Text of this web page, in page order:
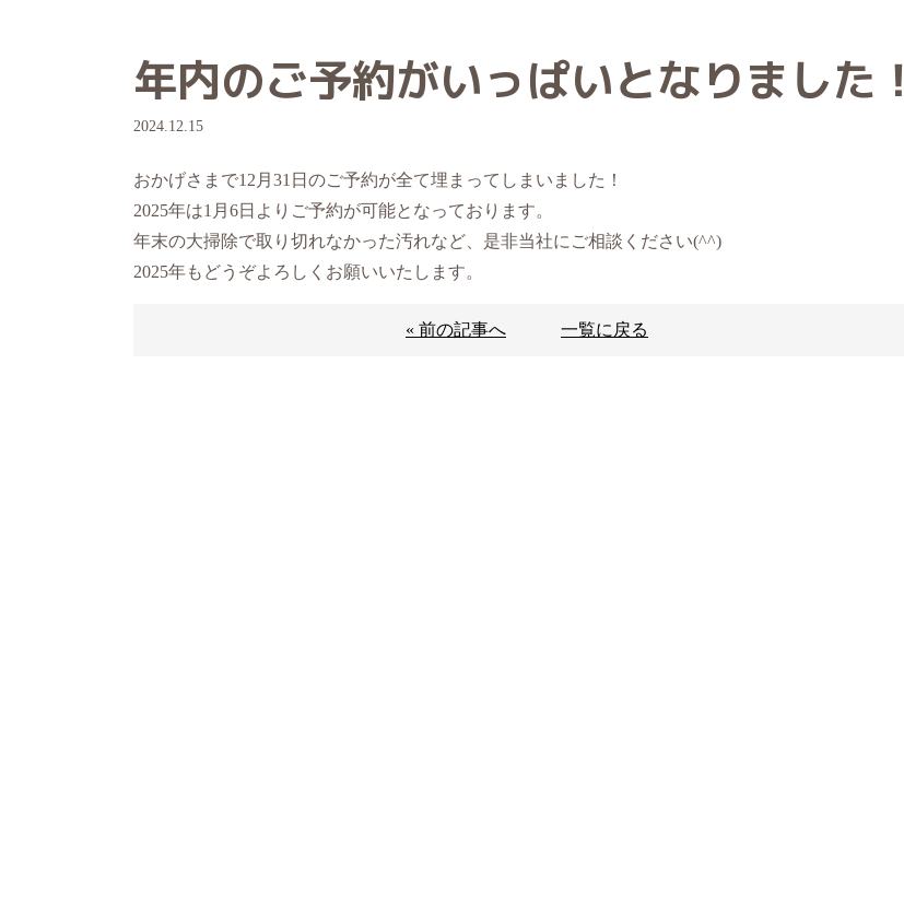
年内のご予約がいっぱいとなりました！
2024.12.15
おかげさまで12月31日のご予約が全て埋まってしまいました！
2025年は1月6日よりご予約が可能となっております。
年末の大掃除で取り切れなかった汚れなど、是非当社にご相談ください(^^)
2025年もどうぞよろしくお願いいたします。
« 前の記事へ 一覧に戻る